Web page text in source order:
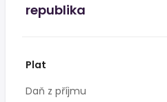
republika
Plat
Daň z příjmu